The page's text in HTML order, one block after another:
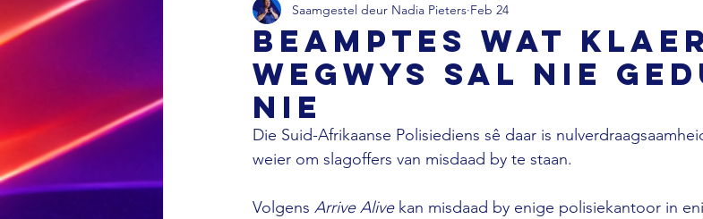
Beamptes wat
wegwys sal nie
nie
Saamgestel deur Nadia Pieters Feb 24
Die Suid-Afrikaanse Polisiediens sê daar is
weier om slagoffers van misdaad by te staan.
Volgens Arrive Alive kan misdaad by enige polisiekantoor in